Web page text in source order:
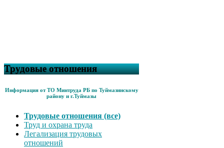
Трудовые отношения
Информация от ТО Минтруда РБ по Туймазинскому
району и г.Туймазы
Трудовые отношения (все)
Труд и охрана труда
Легализация трудовых
отношений